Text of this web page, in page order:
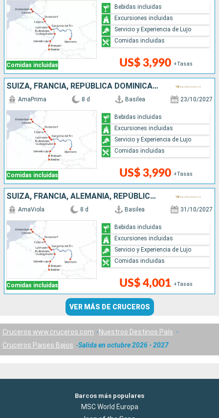
Comidas incluidas US$ 3,990 +Tasas
Bebidas incluidas
Excursiones incluidas
Servicio y Experiencia de Lujo
Comidas incluidas
SUIZA, FRANCIA, REPÚBLICA DOMINICANA, ALEMANIA, PAISES BAJOS
Comidas incluidas
AmaPrima 8 d Basilea 23/10/2027
US$ 3,990 +Tasas
Bebidas incluidas
Excursiones incluidas
Servicio y Experiencia de Lujo
Comidas incluidas
SUIZA, FRANCIA, ALEMANIA, REPÚBLICA DOMINICANA, PAISES BAJOS
Comidas incluidas
AmaViola 8 d Basilea 31/10/2027
US$ 4,001 +Tasas
Bebidas incluidas
Excursiones incluidas
Servicio y Experiencia de Lujo
Comidas incluidas
VER MÁS DE CRUCEROS
Cruceros www.cruceros.com
Nuestros Destinos País
Cruceros Paises Bajos
Salida en octubre 2026 - 2027
Barcos más populares
MSC World Europa